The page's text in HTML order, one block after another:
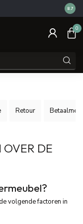
14
8.7
0
Retour
OVER DE
volgende factoren in